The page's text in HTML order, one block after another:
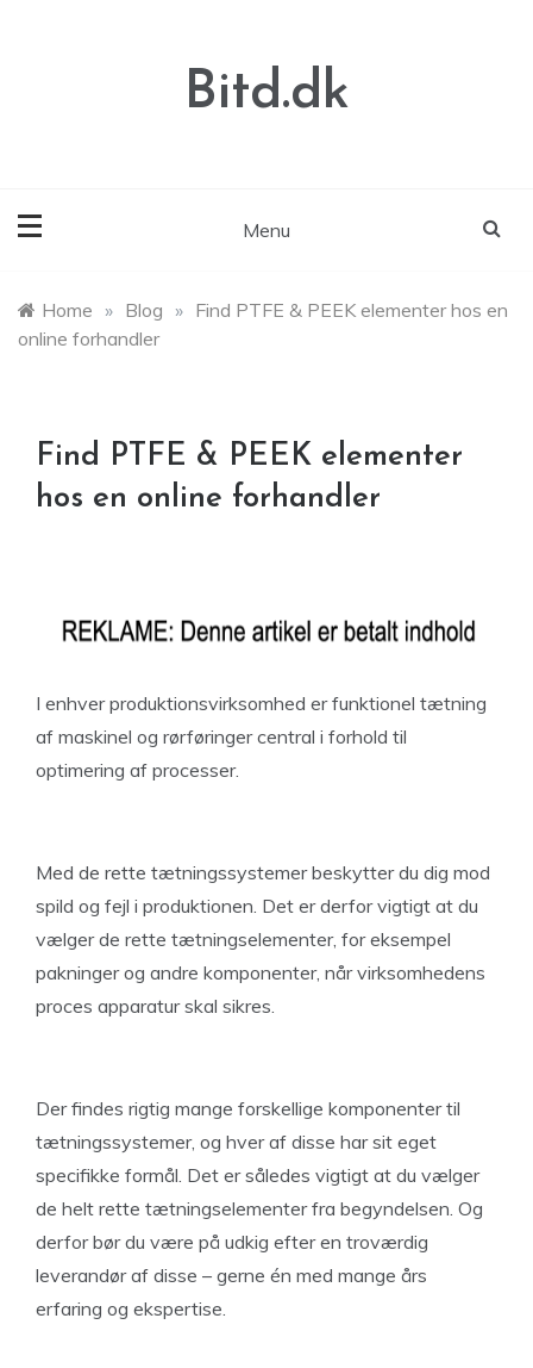
Bitd.dk
Menu
Home » Blog » Find PTFE & PEEK elementer hos en
online forhandler
Find PTFE & PEEK elementer
hos en online forhandler
I enhver produktionsvirksomhed er funktionel tætning
af maskinel og rørføringer central i forhold til
optimering af processer.
Med de rette tætningssystemer beskytter du dig mod
spild og fejl i produktionen. Det er derfor vigtigt at du
vælger de rette tætningselementer, for eksempel
pakninger og andre komponenter, når virksomhedens
proces apparatur skal sikres.
Der findes rigtig mange forskellige komponenter til
tætningssystemer, og hver af disse har sit eget
specifikke formål. Det er således vigtigt at du vælger
de helt rette tætningselementer fra begyndelsen. Og
derfor bør du være på udkig efter en troværdig
leverandør af disse – gerne én med mange års
erfaring og ekspertise.